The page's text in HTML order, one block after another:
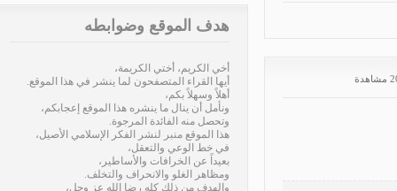
هدف الموقع وضوابطه
أخي الكريم، أختي الكريمة،
أيها القراء المتصفحون لما ينشر في هذا الموقع.
أهلاً وسهلاً بكم،
ونأمل أن ينال ما ينشره هذا الموقع إعجابكم،
وتحصل منه الفائدة المرجوة.
هذا الموقع منبر لنشر الفكر الإسلامي الأصيل،
في خط الوعي والتعقل،
بعيداً عن الخرافات والأساطير،
ومظاهر الغلو والانحراف والتخلف.
والهدف من ذلك كله رضا الله عز وجل،